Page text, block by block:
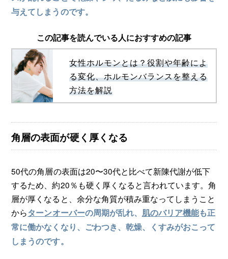
与えてしまうのです。
この記事を読んでいる人におすすめの記事
女性ホルモンとは？役割や年齢によ
る変化、ホルモンバランスを整える
方法を解説
角層の表面が硬く厚くなる
50代の角層の表面は20〜30代と比べて新陳代謝が低下
するため、約20％も硬く厚くなると言われています。角
層が厚くなると、余分な角質が積み重なってしまうこと
からターンオーバーの周期が乱れ、 肌のバリア機能も正
常に働かなくなり、ごわつき、乾燥、くすみがおこって
しまうのです。